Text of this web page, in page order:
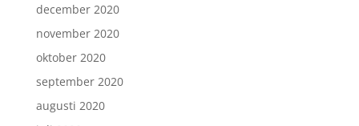
december 2020
november 2020
oktober 2020
september 2020
augusti 2020